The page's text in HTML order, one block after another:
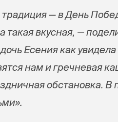
— в День
такая вкусная, —
Есения как
нам и гречневая
обстановка.